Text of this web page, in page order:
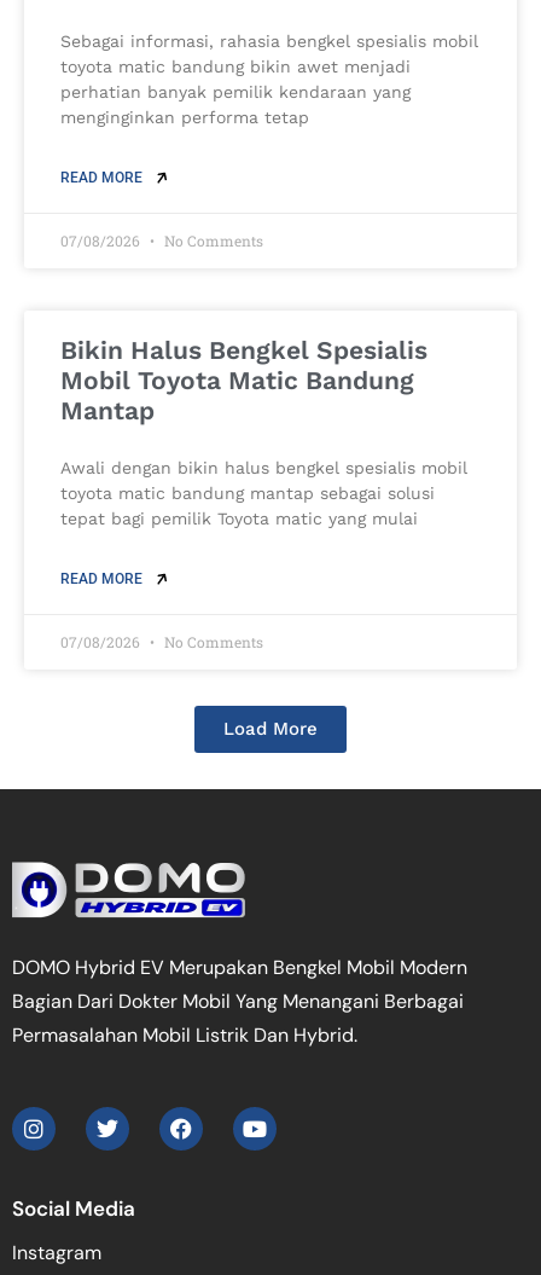
Sebagai informasi, rahasia bengkel spesialis mobil
toyota matic bandung bikin awet menjadi
perhatian banyak pemilik kendaraan yang
menginginkan performa tetap
READ MORE
07/08/2026 No Comments
Bikin Halus Bengkel Spesialis
Mobil Toyota Matic Bandung
Mantap
Awali dengan bikin halus bengkel spesialis mobil
toyota matic bandung mantap sebagai solusi
tepat bagi pemilik Toyota matic yang mulai
READ MORE
07/08/2026 No Comments
Load More
DOMO Hybrid EV Merupakan Bengkel Mobil Modern
Bagian Dari Dokter Mobil Yang Menangani Berbagai
Permasalahan Mobil Listrik Dan Hybrid.
Social Media
Instagram